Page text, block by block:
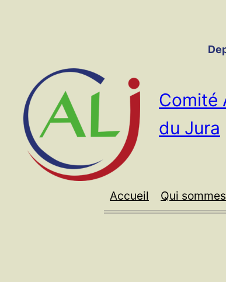
Comité
du Jura
Accueil Qui